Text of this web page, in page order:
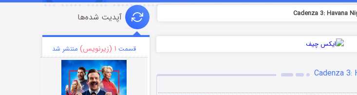
آپدیت شده‌ها
قسمت ۱ (زیرنویس) منتشر شد